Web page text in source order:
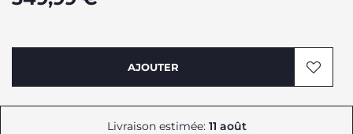
AJOUTER
Livraison estimée: 11 août